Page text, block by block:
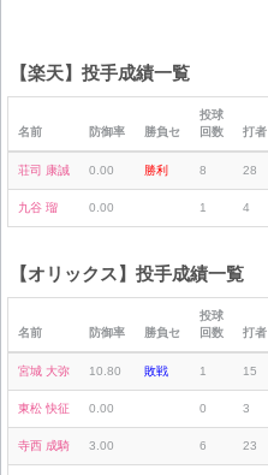
【楽天】投手成績一覧
名前 防御率 勝負セ
投球
回数
打者
荘司 康誠 0.00 勝利 8 28
九谷 瑠 0.00 1 4
【オリックス】投手成績一覧
名前 防御率 勝負セ
投球
回数
打者
宮城 大弥 10.80 敗戦 1 15
東松 快征 0.00 0 3
寺西 成騎 3.00 6 23